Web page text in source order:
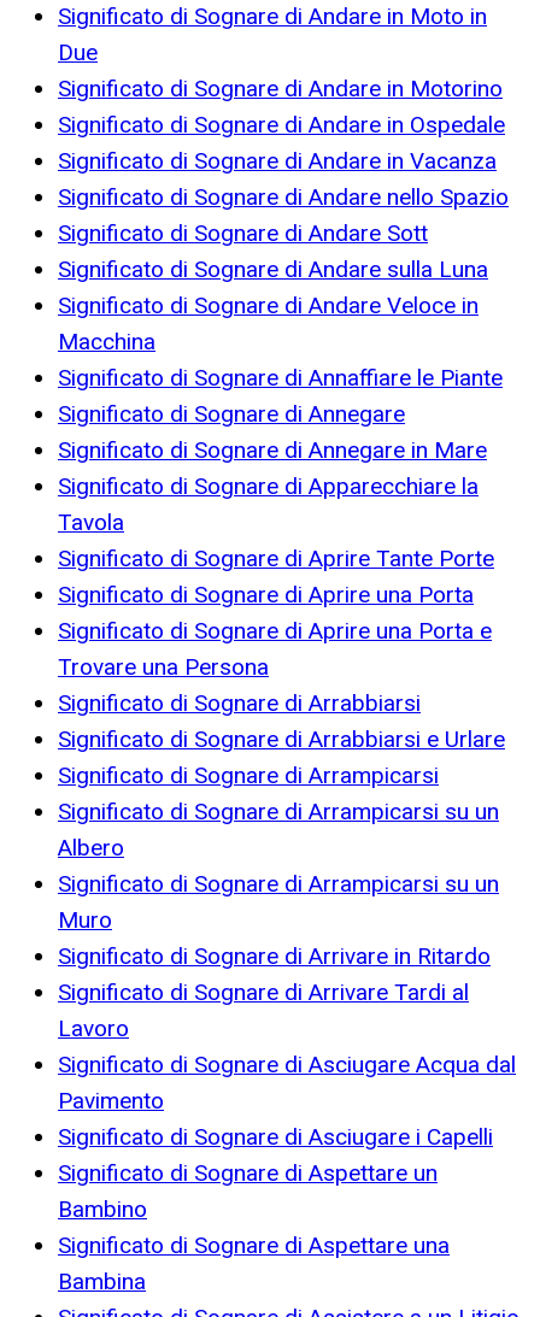
Significato di Sognare di Andare in Moto in
Due
Significato di Sognare di Andare in Motorino
Significato di Sognare di Andare in Ospedale
Significato di Sognare di Andare in Vacanza
Significato di Sognare di Andare nello Spazio
Significato di Sognare di Andare Sott
Significato di Sognare di Andare sulla Luna
Significato di Sognare di Andare Veloce in
Macchina
Significato di Sognare di Annaffiare le Piante
Significato di Sognare di Annegare
Significato di Sognare di Annegare in Mare
Significato di Sognare di Apparecchiare la
Tavola
Significato di Sognare di Aprire Tante Porte
Significato di Sognare di Aprire una Porta
Significato di Sognare di Aprire una Porta e
Trovare una Persona
Significato di Sognare di Arrabbiarsi
Significato di Sognare di Arrabbiarsi e Urlare
Significato di Sognare di Arrampicarsi
Significato di Sognare di Arrampicarsi su un
Albero
Significato di Sognare di Arrampicarsi su un
Muro
Significato di Sognare di Arrivare in Ritardo
Significato di Sognare di Arrivare Tardi al
Lavoro
Significato di Sognare di Asciugare Acqua dal
Pavimento
Significato di Sognare di Asciugare i Capelli
Significato di Sognare di Aspettare un
Bambino
Significato di Sognare di Aspettare una
Bambina